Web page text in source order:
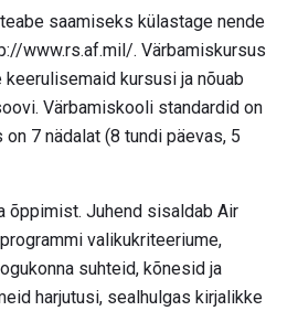
saamiseks külastage nende
www.rs.af.mil/. Värbamiskursus
kursusi ja nõuab
Värbamiskooli standardid on
7 nädalat (8 tundi päevas, 5
õppimist. Juhend sisaldab Air
valikukriteeriume,
suhteid, kõnesid ja
harjutusi, sealhulgas kirjalikke